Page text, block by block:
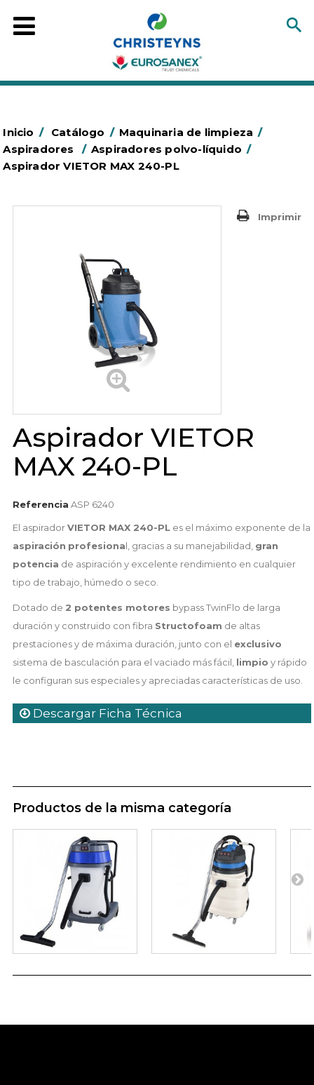
Inicio / Catálogo / Maquinaria de limpieza /
Aspiradores
/ Aspiradores polvo-líquido /
Aspirador VIETOR MAX 240-PL
Imprimir
Aspirador VIETOR
MAX 240-PL
Referencia ASP 6240
El aspiradorVIETOR MAX 240-PLes el máximo exponente de la
aspiración profesional, gracias a su manejabilidad, gran
potencia de aspiración y excelente rendimiento en cualquier
tipo de trabajo, húmedo o seco.
Dotado de 2 potentes motores bypass TwinFlo de larga
duración y construido con fibra Structofoam de altas
prestaciones y de máxima duración, junto con el exclusivo
sistema de basculación para el vaciado más fácil, limpio y rápido
le configuran sus especiales y apreciadas características de uso.
Descargar Ficha Técnica
Productos de la misma categoría